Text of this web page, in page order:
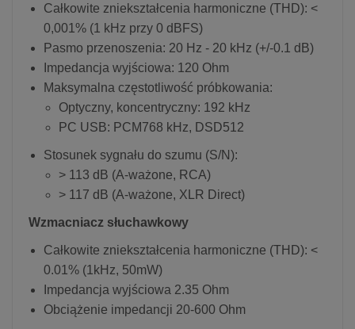
Całkowite zniekształcenia harmoniczne (THD): <
0,001% (1 kHz przy 0 dBFS)
Pasmo przenoszenia: 20 Hz - 20 kHz (+/-0.1 dB)
Impedancja wyjściowa: 120 Ohm
Maksymalna częstotliwość próbkowania:
Optyczny, koncentryczny: 192 kHz
PC USB: PCM768 kHz, DSD512
Stosunek sygnału do szumu (S/N):
> 113 dB (A-ważone, RCA)
> 117 dB (A-ważone, XLR Direct)
Wzmacniacz słuchawkowy
Całkowite zniekształcenia harmoniczne (THD): <
0.01% (1kHz, 50mW)
Impedancja wyjściowa 2.35 Ohm
Obciążenie impedancji 20-600 Ohm